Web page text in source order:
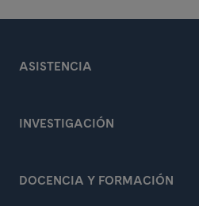
ASISTENCIA
INVESTIGACIÓN
DOCENCIA Y FORMACIÓN